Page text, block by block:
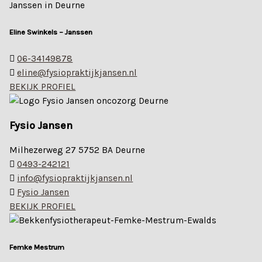
Eline Swinkels – Janssen
06-34149878
eline@fysiopraktijkjansen.nl
BEKIJK PROFIEL
Fysio Jansen
Milhezerweg 27 5752 BA Deurne
0493-242121
info@fysiopraktijkjansen.nl
Fysio Jansen
BEKIJK PROFIEL
Femke Mestrum